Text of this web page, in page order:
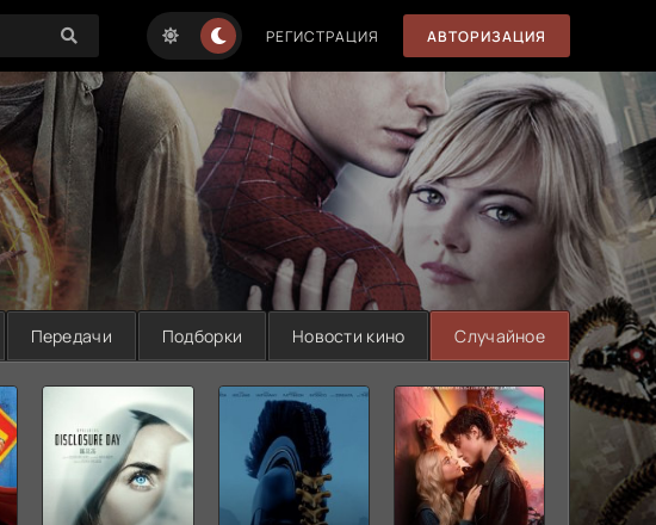
РЕГИСТРАЦИЯ АВТОРИЗАЦИЯ
Передачи Подборки Новости кино Случайное